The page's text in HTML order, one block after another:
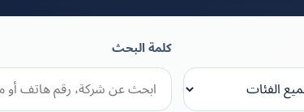
كلمة البحث